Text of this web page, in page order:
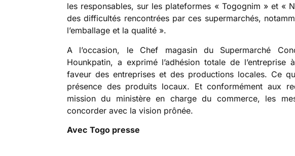
les responsables, sur les plateformes « Togognim » et «
des difficultés rencontrées par ces supermarchés,
l’emballage et la qualité ».
A l’occasion, le Chef magasin du Supermarché
Hounkpatin, a exprimé l’adhésion totale de l’entreprise
faveur des entreprises et des productions locales. Ce
présence des produits locaux. Et conformément aux
mission du ministère en charge du commerce, les
concorder avec la vision prônée.
Avec Togo presse